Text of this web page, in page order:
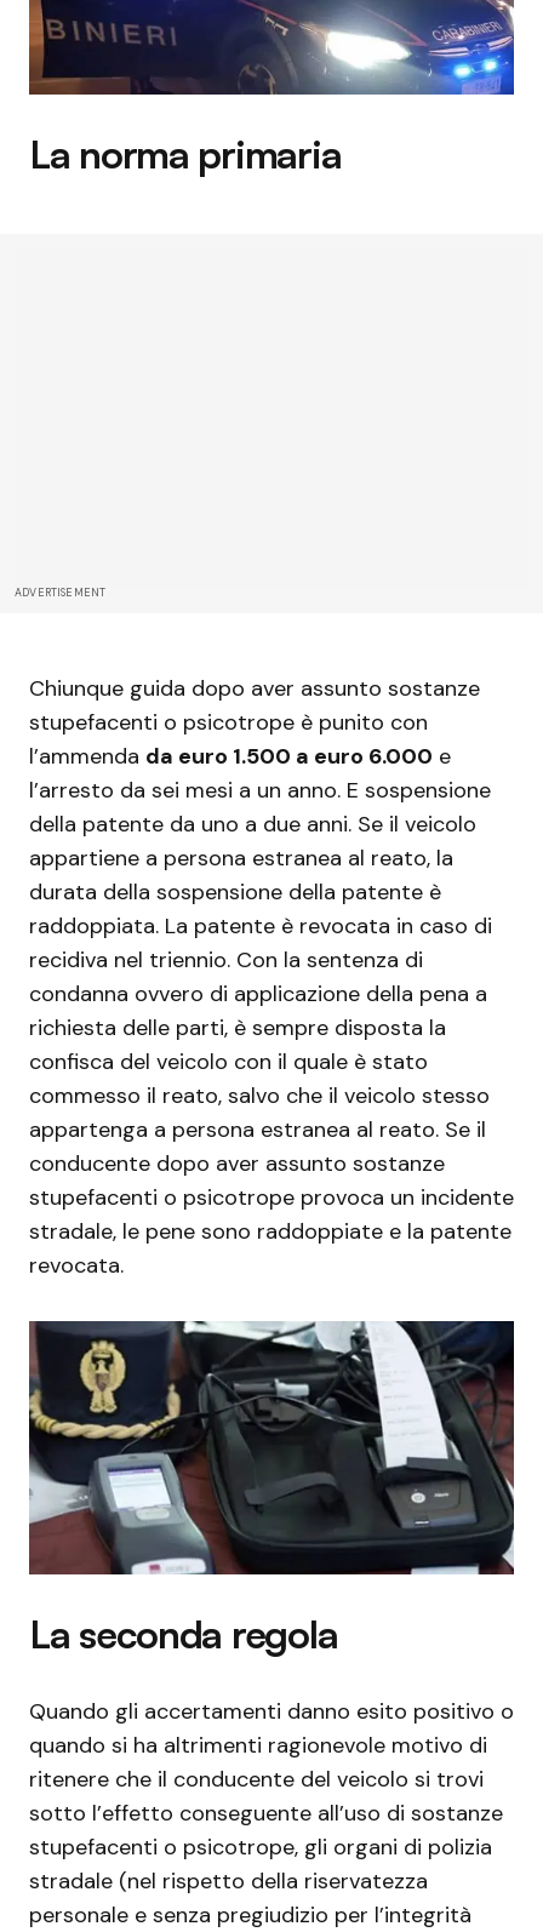
La norma primaria
ADVERTISEMENT
Chiunque guida dopo aver assunto sostanze
stupefacenti o psicotrope è punito con
l’ammenda da euro 1.500 a euro 6.000 e
l’arresto da sei mesi a un anno. E sospensione
della patente da uno a due anni. Se il veicolo
appartiene a persona estranea al reato, la
durata della sospensione della patente è
raddoppiata. La patente è revocata in caso di
recidiva nel triennio. Con la sentenza di
condanna ovvero di applicazione della pena a
richiesta delle parti, è sempre disposta la
confisca del veicolo con il quale è stato
commesso il reato, salvo che il veicolo stesso
appartenga a persona estranea al reato. Se il
conducente dopo aver assunto sostanze
stupefacenti o psicotrope provoca un incidente
stradale, le pene sono raddoppiate e la patente
revocata.
La seconda regola
Quando gli accertamenti danno esito positivo o
quando si ha altrimenti ragionevole motivo di
ritenere che il conducente del veicolo si trovi
sotto l’effetto conseguente all’uso di sostanze
stupefacenti o psicotrope, gli organi di polizia
stradale (nel rispetto della riservatezza
personale e senza pregiudizio per l’integrità